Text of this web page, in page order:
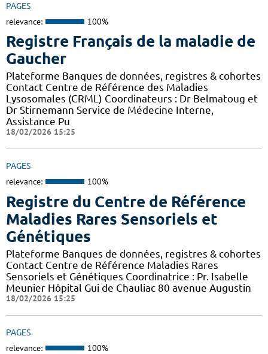
PAGES
relevance: 100%
Registre Français de la maladie de
Gaucher
Plateforme Banques de données, registres & cohortes
Contact Centre de Référence des Maladies
Lysosomales (CRML) Coordinateurs : Dr Belmatoug et
Dr Stirnemann Service de Médecine Interne,
Assistance Pu
18/02/2026 15:25
PAGES
relevance: 100%
Registre du Centre de Référence
Maladies Rares Sensoriels et
Génétiques
Plateforme Banques de données, registres & cohortes
Contact Centre de Référence Maladies Rares
Sensoriels et Génétiques Coordinatrice : Pr. Isabelle
Meunier Hôpital Gui de Chauliac 80 avenue Augustin
18/02/2026 15:25
PAGES
relevance: 100%